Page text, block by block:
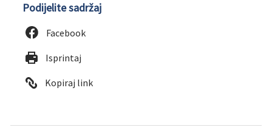
Podijelite sadržaj
Facebook
Isprintaj
Kopiraj link